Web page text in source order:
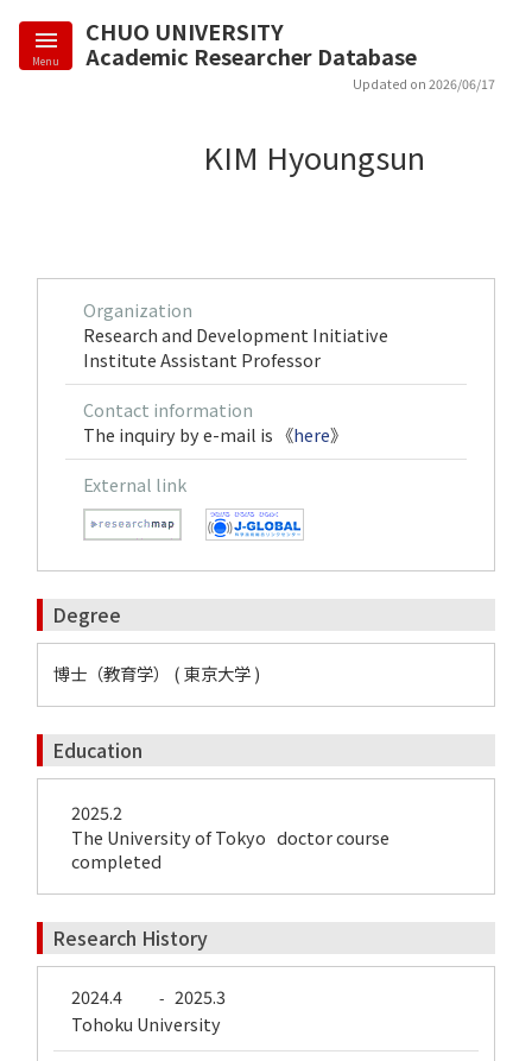
CHUO UNIVERSITY
Academic Researcher Database
Menu
Updated on 2026/06/17
KIM Hyoungsun
Organization
Research and Development Initiative
Institute Assistant Professor
Contact information
The inquiry by e-mail is 《here》
External link
Degree
博士（教育学） ( 東京大学 )
Education
2025.2
The University of Tokyo doctor course
completed
Research History
2024.4 - 2025.3
Tohoku University